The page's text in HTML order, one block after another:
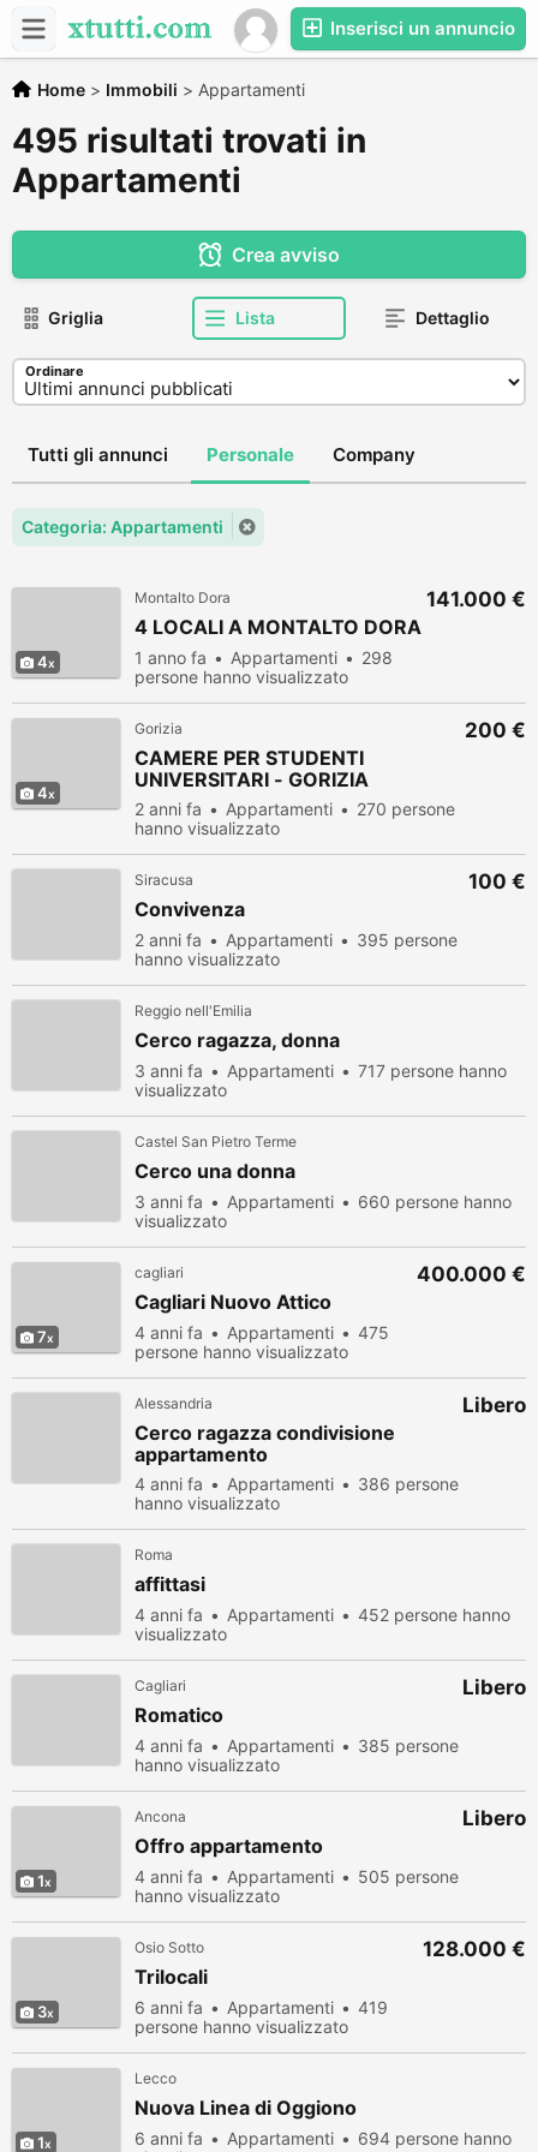
Inserisci un annuncio
Home > Immobili > Appartamenti
495 risultati trovati in
Appartamenti
Crea avviso
Griglia Lista Dettaglio
Ordinare
Tutti gli annunci Personale Company
Categoria: Appartamenti
4
Montalto Dora
4 LOCALI A MONTALTO DORA
1 anno fa Appartamenti
298
persone hanno visualizzato
141.000 €
4
Gorizia
CAMERE PER STUDENTI
UNIVERSITARI - GORIZIA
2 anni fa Appartamenti
270 persone
hanno visualizzato
200 €
Siracusa
Convivenza
2 anni fa Appartamenti
395 persone
hanno visualizzato
100 €
Reggio nell'Emilia
Cerco ragazza, donna
3 anni fa Appartamenti
717 persone hanno
visualizzato
Castel San Pietro Terme
Cerco una donna
3 anni fa Appartamenti
660 persone hanno
visualizzato
7
cagliari
Cagliari Nuovo Attico
4 anni fa Appartamenti
475
persone hanno visualizzato
400.000 €
Alessandria
Cerco ragazza condivisione
appartamento
4 anni fa Appartamenti
386 persone
hanno visualizzato
Libero
Roma
affittasi
4 anni fa Appartamenti
452 persone hanno
visualizzato
Cagliari
Romatico
4 anni fa Appartamenti
385 persone
hanno visualizzato
Libero
1
Ancona
Offro appartamento
4 anni fa Appartamenti
505 persone
hanno visualizzato
Libero
3
Osio Sotto
Trilocali
6 anni fa Appartamenti
419
persone hanno visualizzato
128.000 €
1
Lecco
Nuova Linea di Oggiono
6 anni fa Appartamenti
694 persone hanno